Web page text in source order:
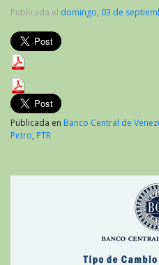
Publicada el domingo, 03 de
Publicada en Banco Central de
Petro, PTR